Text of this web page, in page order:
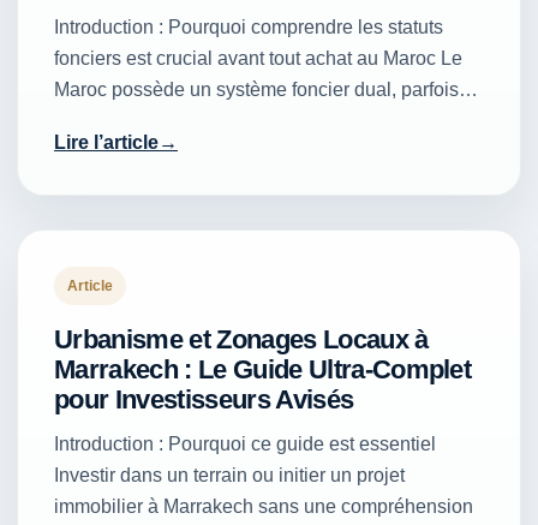
Introduction : Pourquoi comprendre les statuts
fonciers est crucial avant tout achat au Maroc Le
Maroc possède un système foncier dual, parfois…
Lire l’article
Article
Urbanisme et Zonages Locaux à
Marrakech : Le Guide Ultra-Complet
pour Investisseurs Avisés
Introduction : Pourquoi ce guide est essentiel
Investir dans un terrain ou initier un projet
immobilier à Marrakech sans une compréhension